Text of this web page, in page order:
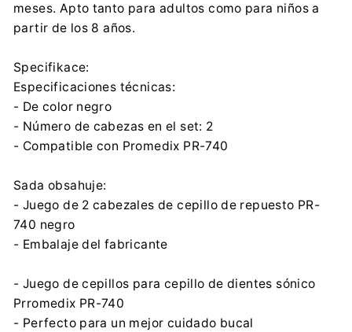
Centrumelektroniki.EU Sp. z o.o.
+48 32 284 72 22
meses. Apto tanto para adultos como para niños a
partir de los 8 años.
Specifikace:
Especificaciones técnicas:
- De color negro
- Número de cabezas en el set: 2
- Compatible con Promedix PR-740
Sada obsahuje:
- Juego de 2 cabezales de cepillo de repuesto PR-
740 negro
- Embalaje del fabricante
- Juego de cepillos para cepillo de dientes sónico
Prromedix PR-740
- Perfecto para un mejor cuidado bucal